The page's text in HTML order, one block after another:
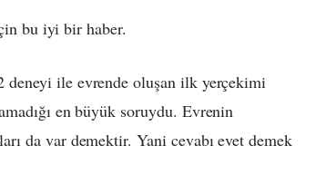
bu iyi bir haber.
deneyi ile evrende oluşan ilk yerçekimi
en büyük soruydu. Evrenin
da var demektir. Yani cevabı evet demek